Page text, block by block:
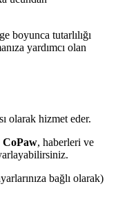
boyunca tutarlılığı
yardımcı olan
olarak hizmet eder.
CoPaw, haberleri ve
bağlı olarak)